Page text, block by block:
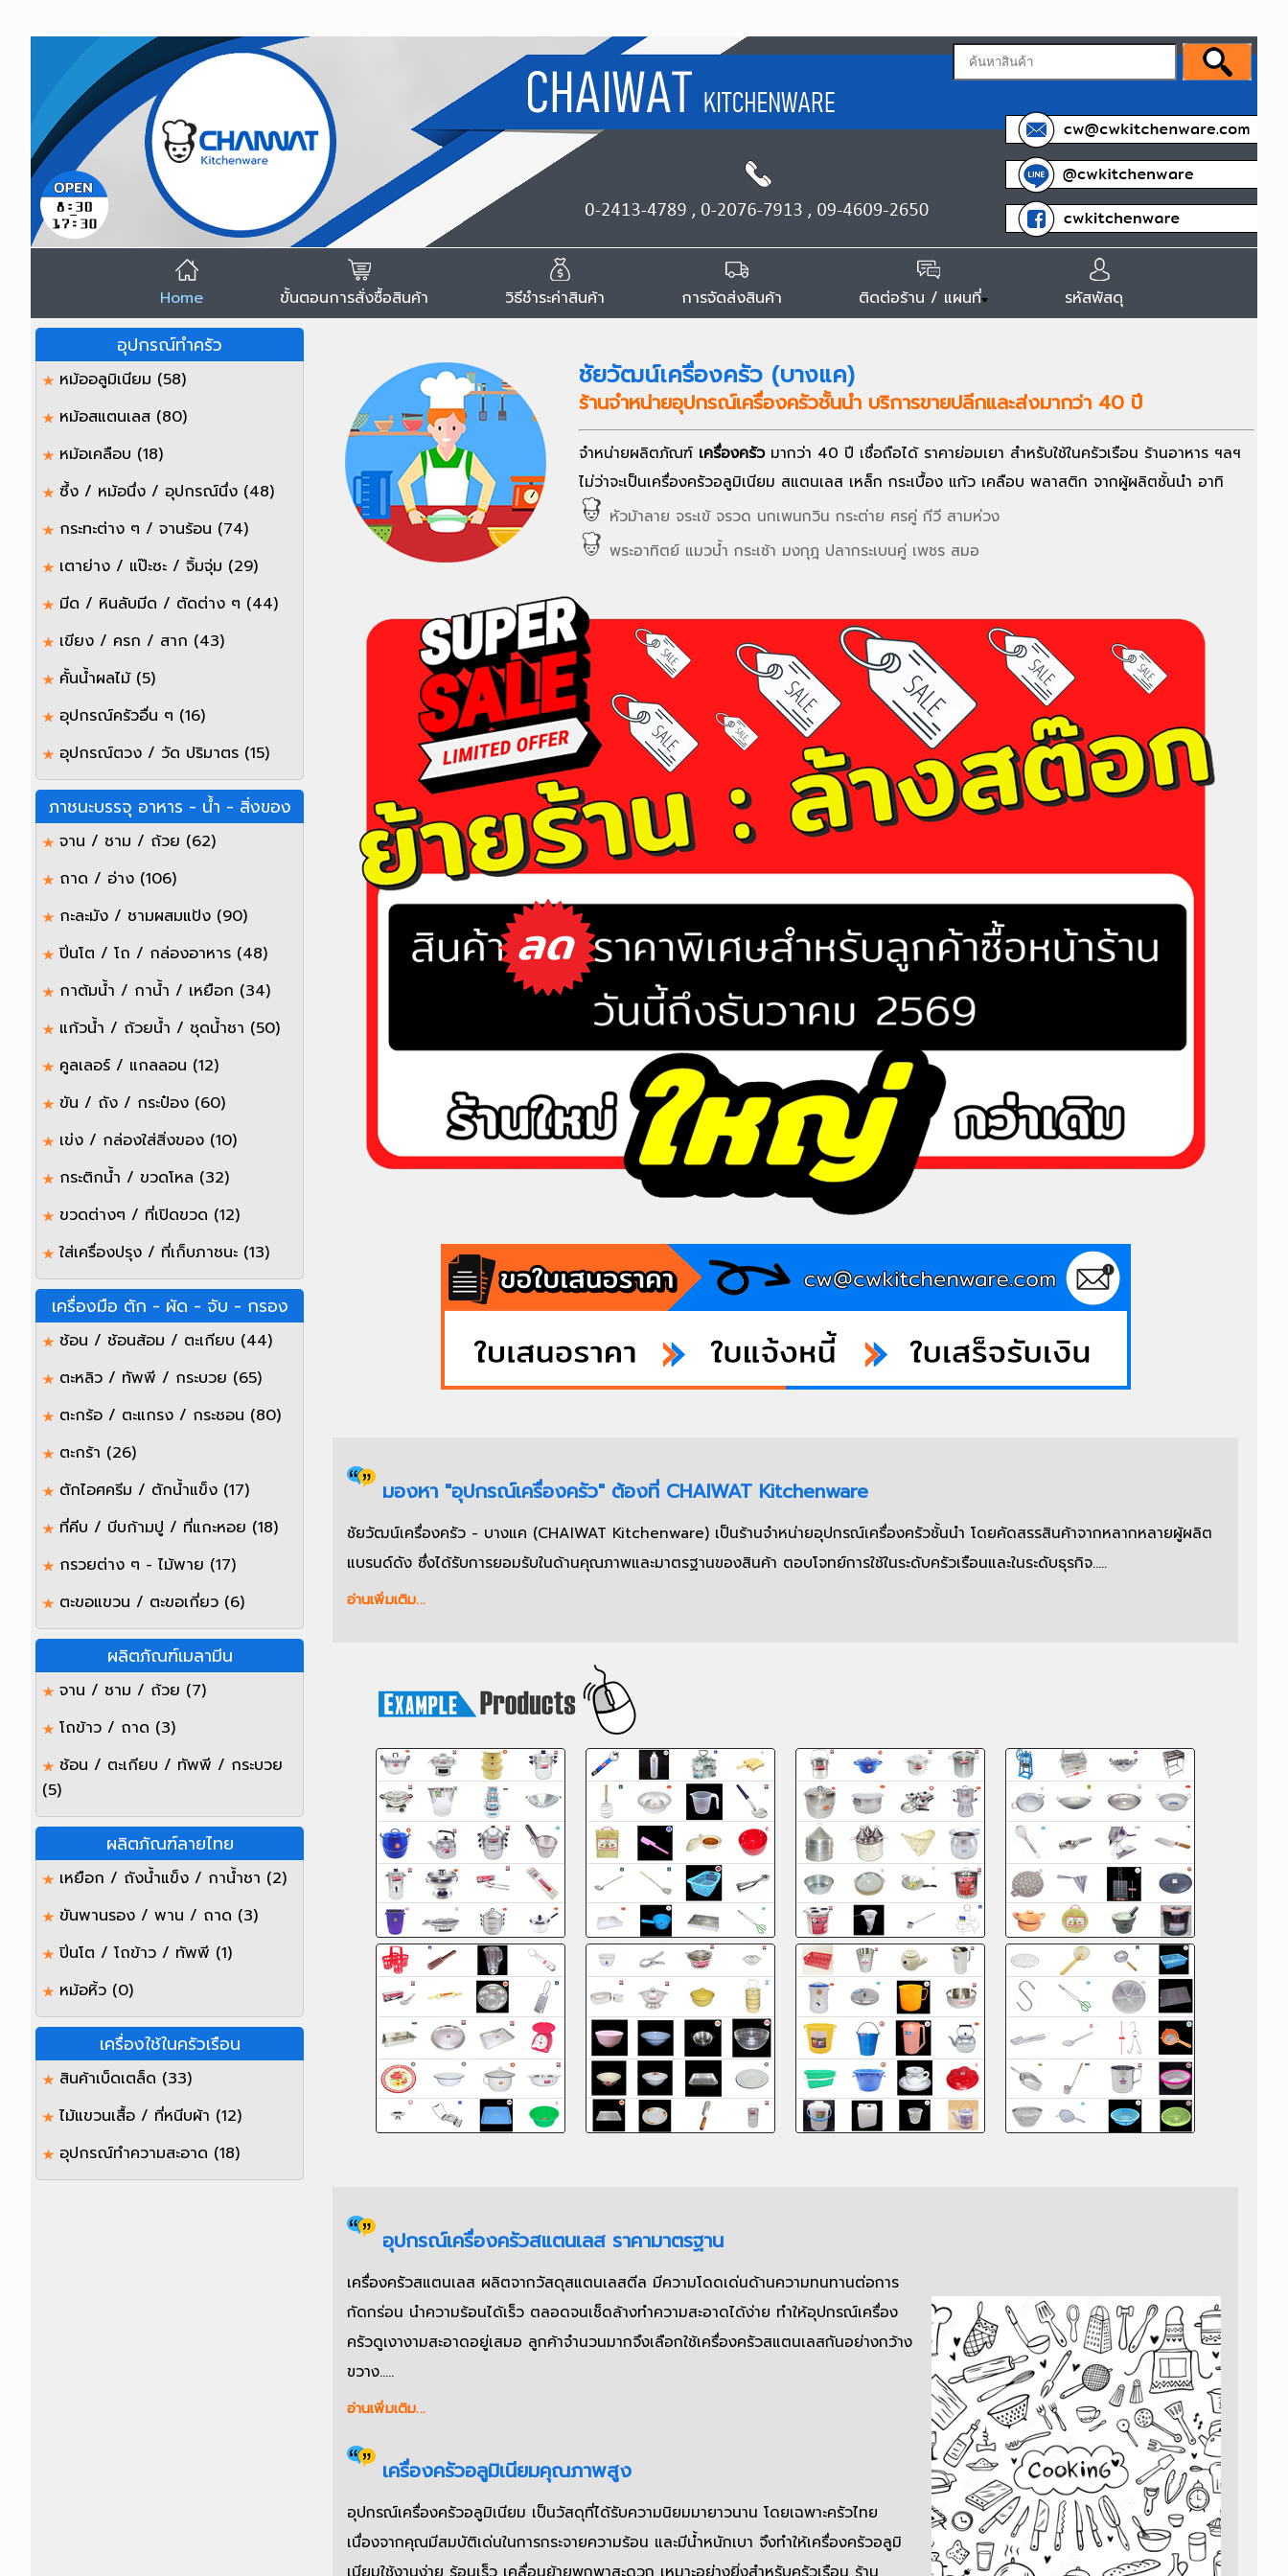
Home ขั้นตอนการสั่งซื้อสินค้า วิธีชำระค่าสินค้า การจัดส่งสินค้า ติดต่อร้าน / แผนที่ รหัสพัสดุ
อุปกรณ์ทำครัว
หม้ออลูมิเนียม (58)
หม้อสแตนเลส (80)
หม้อเคลือบ (18)
ซึ้ง / หม้อนึ่ง / อุปกรณ์นึ่ง (48)
กระทะต่าง ๆ / จานร้อน (74)
เตาย่าง / แป๊ะซะ / จิ้มจุ่ม (29)
มีด / หินลับมีด / ตัดต่าง ๆ (44)
เขียง / ครก / สาก (43)
คั้นน้ำผลไม้ (5)
อุปกรณ์ครัวอื่น ๆ (16)
อุปกรณ์ตวง / วัด ปริมาตร (15)
ภาชนะบรรจุ อาหาร - น้ำ - สิ่งของ
จาน / ชาม / ถ้วย (62)
ถาด / อ่าง (106)
กะละมัง / ชามผสมแป้ง (90)
ปิ่นโต / โถ / กล่องอาหาร (48)
กาต้มน้ำ / กาน้ำ / เหยือก (34)
แก้วน้ำ / ถ้วยน้ำ / ชุดน้ำชา (50)
คูลเลอร์ / แกลลอน (12)
ขัน / ถัง / กระป๋อง (60)
เข่ง / กล่องใส่สิ่งของ (10)
กระติกน้ำ / ขวดโหล (32)
ขวดต่างๆ / ที่เปิดขวด (12)
ใส่เครื่องปรุง / ที่เก็บภาชนะ (13)
เครื่องมือ ตัก - ผัด - จับ - กรอง
ช้อน / ช้อนส้อม / ตะเกียบ (44)
ตะหลิว / ทัพพี / กระบวย (65)
ตะกร้อ / ตะแกรง / กระชอน (80)
ตะกร้า (26)
ตักไอศครีม / ตักน้ำแข็ง (17)
ที่คีบ / บีบก้ามปู / ที่แกะหอย (18)
กรวยต่าง ๆ - ไม้พาย (17)
ตะขอแขวน / ตะขอเกี่ยว (6)
ผลิตภัณฑ์เมลามีน
จาน / ชาม / ถ้วย (7)
โถข้าว / ถาด (3)
ช้อน / ตะเกียบ / ทัพพี / กระบวย
(5)
ผลิตภัณฑ์ลายไทย
เหยือก / ถังน้ำแข็ง / กาน้ำชา (2)
ขันพานรอง / พาน / ถาด (3)
ปิ่นโต / โถข้าว / ทัพพี (1)
หม้อหิ้ว (0)
เครื่องใช้ในครัวเรือน
สินค้าเบ็ดเตล็ด (33)
ไม้แขวนเสื้อ / ที่หนีบผ้า (12)
อุปกรณ์ทำความสะอาด (18)
ชัยวัฒน์เครื่องครัว (บางแค)
ร้านจำหน่ายอุปกรณ์เครื่องครัวชั้นนำ บริการขายปลีกและส่งมากว่า 40 ปี
จำหน่ายผลิตภัณฑ์ เครื่องครัวมากว่า 40 ปี เชื่อถือได้ ราคาย่อมเยา สำหรับใช้ในครัวเรือน ร้านอาหาร ฯลฯ
ไม่ว่าจะเป็นเครื่องครัวอลูมิเนียม สแตนเลส เหล็ก กระเบื้อง แก้ว เคลือบ พลาสติก จากผู้ผลิตชั้นนำ อาทิ
หัวม้าลาย จระเข้ จรวด นกเพนกวิน กระต่าย ศรคู่ กีวี สามห่วง
พระอาทิตย์ แมวน้ำ กระเช้า มงกุฎ ปลากระเบนคู่ เพชร สมอ
มองหา "อุปกรณ์เครื่องครัว" ต้องที่ CHAIWAT Kitchenware
ชัยวัฒน์เครื่องครัว - บางแค (CHAIWAT Kitchenware) เป็นร้านจำหน่ายอุปกรณ์เครื่องครัวชั้นนำ โดยคัดสรรสินค้าจากหลากหลายผู้ผลิต
แบรนด์ดัง ซึ่งได้รับการยอมรับในด้านคุณภาพและมาตรฐานของสินค้า ตอบโจทย์การใช้ในระดับครัวเรือนและในระดับธุรกิจ.....
อ่านเพิ่มเติม...
อุปกรณ์เครื่องครัวสแตนเลส ราคามาตรฐาน
เครื่องครัวสแตนเลส ผลิตจากวัสดุสแตนเลสตีล มีความโดดเด่นด้านความทนทานต่อการ
กัดกร่อน นำความร้อนได้เร็ว ตลอดจนเช็ดล้างทำความสะอาดได้ง่าย ทำให้อุปกรณ์เครื่อง
ครัวดูเงางามสะอาดอยู่เสมอ ลูกค้าจำนวนมากจึงเลือกใช้เครื่องครัวสแตนเลสกันอย่างกว้าง
ขวาง.....
อ่านเพิ่มเติม...
เครื่องครัวอลูมิเนียมคุณภาพสูง
อุปกรณ์เครื่องครัวอลูมิเนียม เป็นวัสดุที่ได้รับความนิยมมายาวนาน โดยเฉพาะครัวไทย
เนื่องจากคุณมีสมบัติเด่นในการกระจายความร้อน และมีน้ำหนักเบา จึงทำให้เครื่องครัวอลูมิ